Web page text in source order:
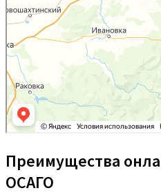
Преимущества
ОСАГО